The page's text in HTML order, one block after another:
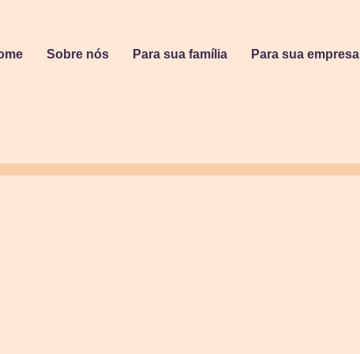
Sobre nós Para sua família Para sua empresa